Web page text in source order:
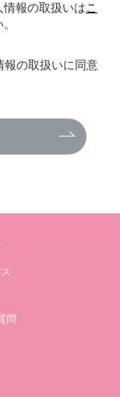
報の取扱いはこ
報の取扱いに同意
問